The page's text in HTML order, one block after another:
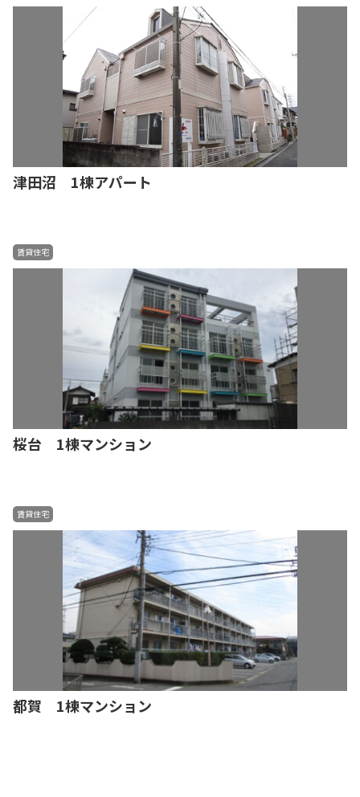
津田沼 1棟アパート
賃貸住宅
桜台 1棟マンション
賃貸住宅
都賀 1棟マンション